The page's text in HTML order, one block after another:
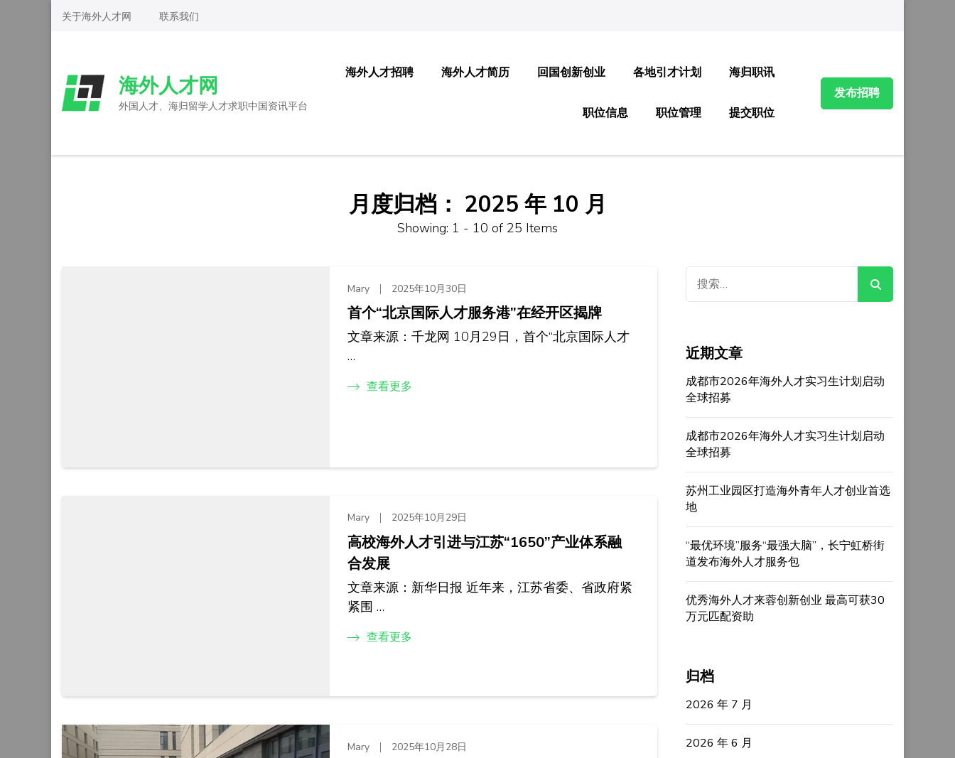
Skip
Enter)
关于海外人才网 联系我们
海外人才网
外国人才、海归留学人才求职中国资讯平台
海外人才招聘 海外人才简历 回国创新创业 各地引才计划 海归职讯
职位信息 职位管理 提交职位
发布招聘
月度归档： 2025 年 10 月
Showing: 1 - 10 of 25 Items
Mary 2025年10月30日
首个“北京国际人才服务港”在经开区揭牌
文章来源：千龙网 10月29日，首个“北京国际人才
…
查看更多
Mary 2025年10月29日
高校海外人才引进与江苏“1650”产业体系融
合发展
文章来源：新华日报 近年来，江苏省委、省政府紧
紧围 …
查看更多
Mary 2025年10月28日
索：
近期文章
成都市2026年海外人才实习生计划启动
全球招募
成都市2026年海外人才实习生计划启动
全球招募
苏州工业园区打造海外青年人才创业首选
地
“最优环境”服务“最强大脑”，长宁虹桥街
道发布海外人才服务包
优秀海外人才来蓉创新创业 最高可获30
万元匹配资助
归档
2026 年 7 月
2026 年 6 月